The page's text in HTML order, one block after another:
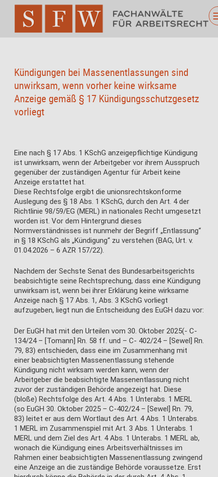
Kündigungen bei Massenentlassungen sind
unwirksam, wenn vorher keine wirksame
Anzeige gemäß § 17 Kündigungsschutzgesetz
vorliegt
Eine nach § 17 Abs. 1 KSchG anzeigepflichtige Kündigung
ist unwirksam, wenn der Arbeitgeber vor ihrem Ausspruch
gegenüber der zuständigen Agentur für Arbeit keine
Anzeige erstattet hat.
Diese Rechtsfolge ergibt die unionsrechtskonforme
Auslegung des § 18 Abs. 1 KSchG, durch den Art. 4 der
Richtlinie 98/59/EG (MERL) in nationales Recht umgesetzt
worden ist. Vor dem Hintergrund dieses
Normverständnisses ist nunmehr der Begriff „Entlassung“
in § 18 KSchG als „Kündigung“ zu verstehen (BAG, Urt. v.
01.04.2026 – 6 AZR 157/22).
Nachdem der Sechste Senat des Bundesarbeitsgerichts
beabsichtigte seine Rechtsprechung, dass eine Kündigung
unwirksam ist, wenn bei ihrer Erklärung keine wirksame
Anzeige nach § 17 Abs. 1, Abs. 3 KSchG vorliegt
aufzugeben, liegt nun die Entscheidung des EuGH dazu vor:
Der EuGH hat mit den Urteilen vom 30. Oktober 2025(- C-
134/24 – [Tomann] Rn. 58 ff. und – C- 402/24 – [Sewel] Rn.
79, 83) entschieden, dass eine im Zusammenhang mit
einer beabsichtigten Massenentlassung stehende
Kündigung nicht wirksam werden kann, wenn der
Arbeitgeber die beabsichtigte Massenentlassung nicht
zuvor der zuständigen Behörde angezeigt hat. Diese
(bloße) Rechtsfolge des Art. 4 Abs. 1 Unterabs. 1 MERL
(so EuGH 30. Oktober 2025 – C-402/24 – [Sewel] Rn. 79,
83) leitet er aus dem Wortlaut des Art. 4 Abs. 1 Unterabs.
1 MERL im Zusammenspiel mit Art. 3 Abs. 1 Unterabs. 1
MERL und dem Ziel des Art. 4 Abs. 1 Unterabs. 1 MERL ab,
wonach die Kündigung eines Arbeitsverhältnisses im
Rahmen einer beabsichtigten Massenentlassung zwingend
eine Anzeige an die zuständige Behörde voraussetze. Erst